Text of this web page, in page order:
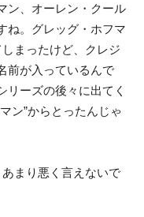
ン、オーレン・クール
ね。グレッグ・ホフマ
まったけど、クレジ
前が入っているんで
リーズの後々に出てく
ン”からとったんじゃ
まり悪く言えないで